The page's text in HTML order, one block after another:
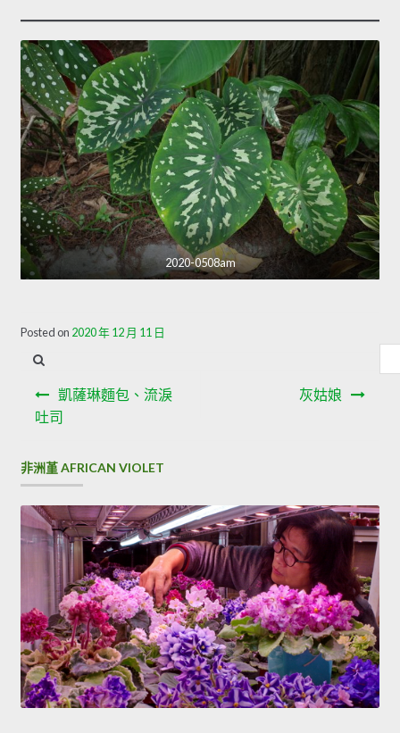
2020-0508am
Posted on 2020 年 12 月 11 日
文
章
導
覽
凱薩琳麵包、流淚
吐司
灰姑娘
容
非洲堇 AFRICAN VIOLET